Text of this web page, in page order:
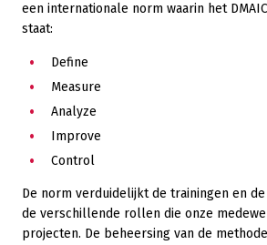
een internationale norm waarin het
staat:
Define
Measure
Analyze
Improve
Control
De norm verduidelijkt de trainingen en
de verschillende rollen die onze
projecten. De beheersing van de